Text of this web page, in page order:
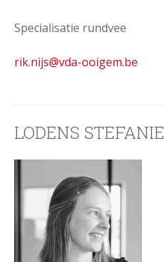
Specialisatie rundvee
rik.nijs@vda-ooigem.be
LODENS STEFANIE